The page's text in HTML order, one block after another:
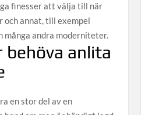
finesser att välja till när
annat, till exempel
många andra moderniteter.
behöva anlita
en stor del av en